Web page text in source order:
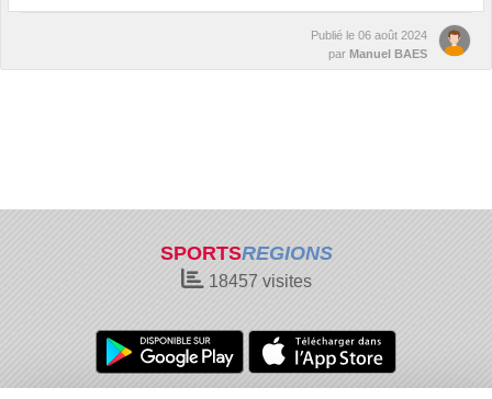
Publié le 06 août 2024
par Manuel BAES
SPORTSREGIONS
18457 visites